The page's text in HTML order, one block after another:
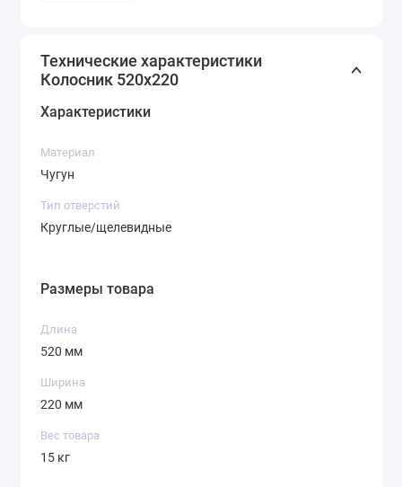
Технические характеристики
Колосник 520х220
Характеристики
Материал
Чугун
Тип отверстий
Круглые/щелевидные
Размеры товара
Длина
520 мм
Ширина
220 мм
Вес товара
15 кг